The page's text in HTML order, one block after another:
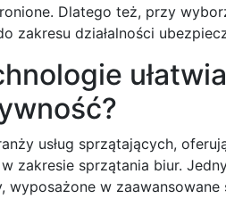
Dlatego też, przy
zakresu działalności
usług sprzątających,
zakresie sprzątania biur.
w